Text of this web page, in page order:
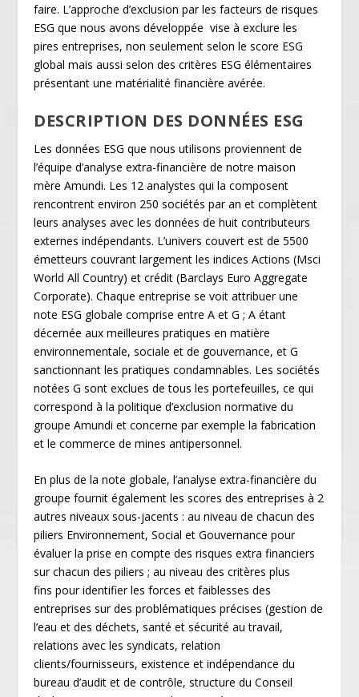
faire. L’approche d’exclusion par les facteurs de risques
ESG que nous avons développée vise à exclure les
pires entreprises, non seulement selon le score ESG
global mais aussi selon des critères ESG élémentaires
présentant une matérialité financière avérée.
DESCRIPTION DES DONNÉES ESG
Les données ESG que nous utilisons proviennent de
l’équipe d’analyse extra-financière de notre maison
mère Amundi. Les 12 analystes qui la composent
rencontrent environ 250 sociétés par an et complètent
leurs analyses avec les données de huit contributeurs
externes indépendants. L’univers couvert est de 5500
émetteurs couvrant largement les indices Actions (Msci
World All Country) et crédit (Barclays Euro Aggregate
Corporate). Chaque entreprise se voit attribuer une
note ESG globale comprise entre A et G ; A étant
décernée aux meilleures pratiques en matière
environnementale, sociale et de gouvernance, et G
sanctionnant les pratiques condamnables. Les sociétés
notées G sont exclues de tous les portefeuilles, ce qui
correspond à la politique d’exclusion normative du
groupe Amundi et concerne par exemple la fabrication
et le commerce de mines antipersonnel.
En plus de la note globale, l’analyse extra-financière du
groupe fournit également les scores des entreprises à 2
autres niveaux sous-jacents : au niveau de chacun des
piliers Environnement, Social et Gouvernance pour
évaluer la prise en compte des risques extra financiers
sur chacun des piliers ; au niveau des critères plus
fins pour identifier les forces et faiblesses des
entreprises sur des problématiques précises (gestion de
l’eau et des déchets, santé et sécurité au travail,
relations avec les syndicats, relation
clients/fournisseurs, existence et indépendance du
bureau d’audit et de contrôle, structure du Conseil